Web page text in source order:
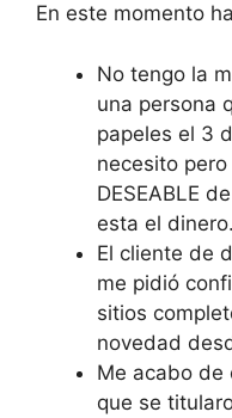
En este momento
No tengo la
una persona
papeles el 3
necesito
DESEABLE
esta el
El cliente de
me pidió
sitios
novedad
Me acabo de
que se